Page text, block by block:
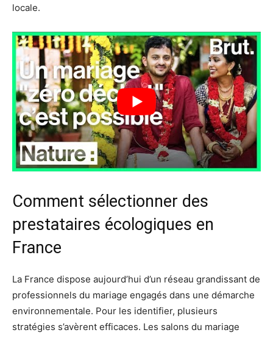
locale.
Comment sélectionner des
prestataires écologiques en
France
La France dispose aujourd’hui d’un réseau grandissant de
professionnels du mariage engagés dans une démarche
environnementale. Pour les identifier, plusieurs
stratégies s’avèrent efficaces. Les salons du mariage